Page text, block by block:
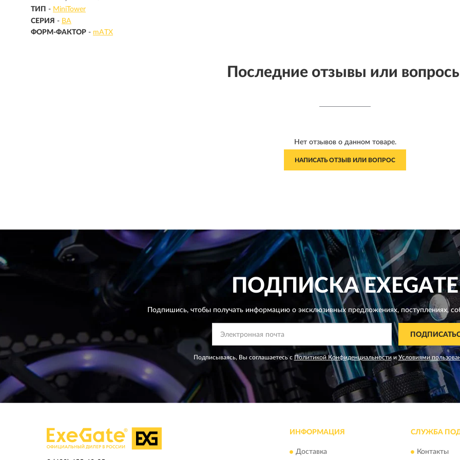
ТИП - MiniTower
СЕРИЯ - BA
ФОРМ-ФАКТОР - mATX
Последние отзывы или
Нет отзывов о данном товаре.
НАПИСАТЬ ОТЗЫВ ИЛИ ВОПРОС
ПОДПИСКАEXEGATE
Подпишись, чтобы получать информацию о эксклюзивных предложениях,поступлениях,
Подписываясь, Вы соглашаетесь с Политикой Конфиденциальности иУсловиями
ИНФОРМАЦИЯ
Доставка
СЛУЖБА
Контакты